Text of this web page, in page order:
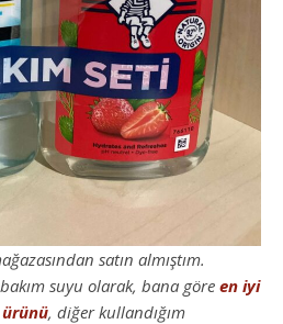
satın almıştım.
suyu olarak, bana göre en iyi
ürünü, diğer kullandığım